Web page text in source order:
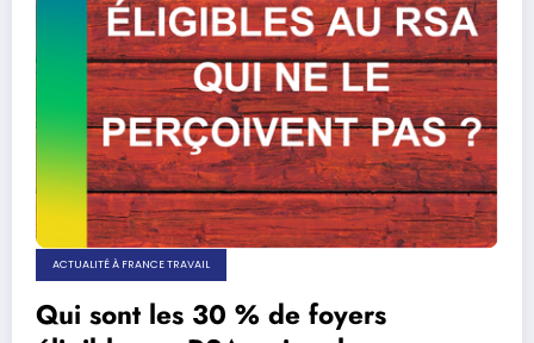
ACTUALITÉ À FRANCE TRAVAIL
Qui sont les 30 % de foyers